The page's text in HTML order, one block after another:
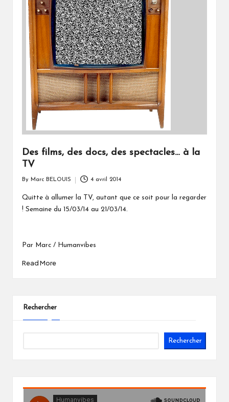
Des films, des docs, des spectacles… à la
TV
by
By Marc BELOUIS 4 avril 2014
Quitte à allumer la TV, autant que ce soit pour la regarder
! Semaine du 15/03/14 au 21/03/14.
Par Marc / Humanvibes
Read More
Rechercher
Rechercher